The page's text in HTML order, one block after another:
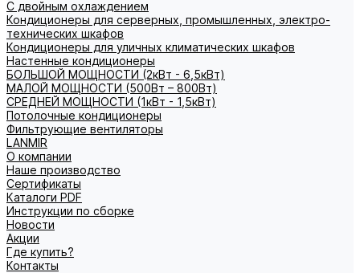
С двойным охлаждением
Кондиционеры для серверных, промышленных, электро-
технических шкафов
Кондиционеры для уличных климатических шкафов
Настенные кондиционеры
БОЛЬШОЙ МОЩНОСТИ (2кВт - 6,5кВт)
МАЛОЙ МОЩНОСТИ (500Вт – 800Вт)
СРЕДНЕЙ МОЩНОСТИ (1кВт - 1,5кВт)
Потолочные кондиционеры
Фильтрующие вентиляторы
LANMIR
О компании
Наше производство
Сертификаты
Каталоги PDF
Инструкции по сборке
Новости
Акции
Где купить?
Контакты